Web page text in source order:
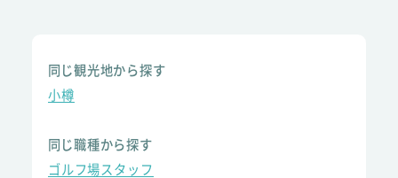
同じ観光地から探す
小樽
同じ職種から探す
ゴルフ場スタッフ